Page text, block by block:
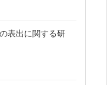
表出に関する研